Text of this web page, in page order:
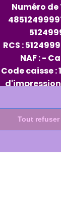
Numéro de
RCS :
NAF : -
Code caisse :
d'impression
Rep PAPTout refuser